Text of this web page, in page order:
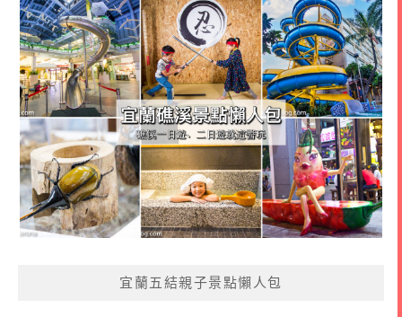
宜蘭五結親子景點懶人包